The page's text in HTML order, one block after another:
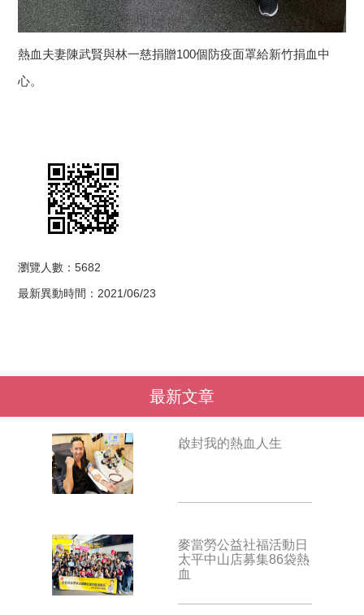
熱血夫妻陳武賢與林一慈捐贈100個防疫面罩給新竹捐血中
心。
瀏覽人數：5682
最新異動時間：2021/06/23
最新文章
啟封我的熱血人生
麥當勞公益社福活動日
太平中山店募集86袋熱
血